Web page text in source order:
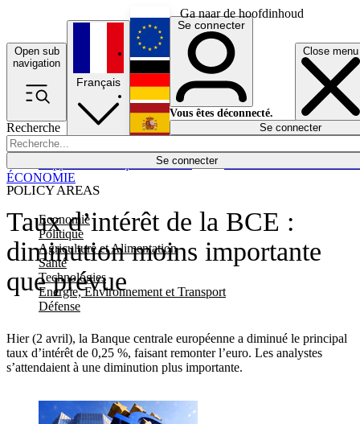
Ga naar de hoofdinhoud
Open sub
navigation
Close menu
Recherche
Se connecter
POLICY AREAS
Economie
Politique
Agriculture et Alimentation
Santé
Technologies
Energie, Environnement et Transport
Défense
Économie
Français
English
Deutsch
Español
Se connecter
Vous êtes déconnecté.
Se connecter
Taux d’intérêt de la BCE :
diminution moins importante
que prévue
Hier (2 avril), la Banque centrale européenne a diminué le principal
taux d’intérêt de 0,25 %, faisant remonter l’euro. Les analystes
s’attendaient à une diminution plus importante.
ÉCONOMIE